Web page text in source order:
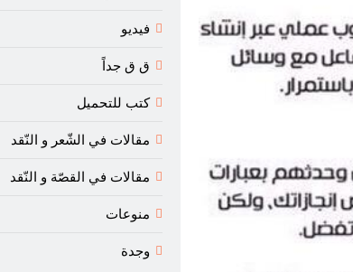
فيديو
ق ق جداً
كتب للتحميل
مقالات في الشّعر و النّقد
مقالات في القصّة و النّقد
منوعات
وجدة